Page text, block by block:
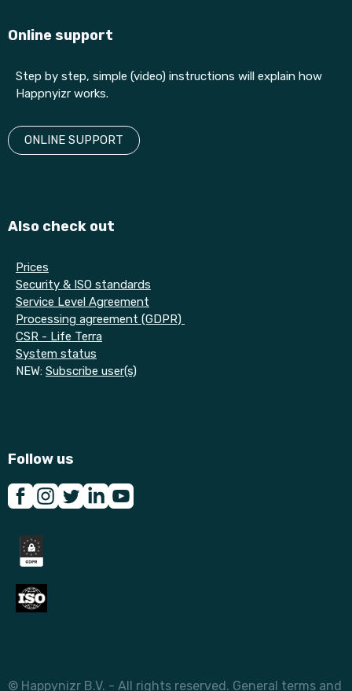
Online support
Step by step, simple (video) instructions will explain how
Happnyizr works.
ONLINE SUPPORT
Also check out
Prices
Security & ISO standards
Service Level Agreement
Processing agreement (GDPR)
CSR - Life Terra
System status
NEW: Subscribe user(s)
Follow us
© Happynizr B.V. - All rights reserved. General terms and